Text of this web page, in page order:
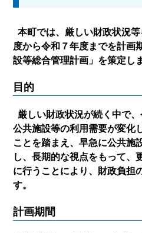
本町では、厳しい財政状況
度から令和７年度までを計画
設等総合管理計画」 を策定し
目的
厳しい財政状況が続く中で
公共施設等の利用需要が変化
ことを踏まえ、早急に公共施
し、長期的な視点をもって、
に行うことにより、財政負担
す。
計画期間